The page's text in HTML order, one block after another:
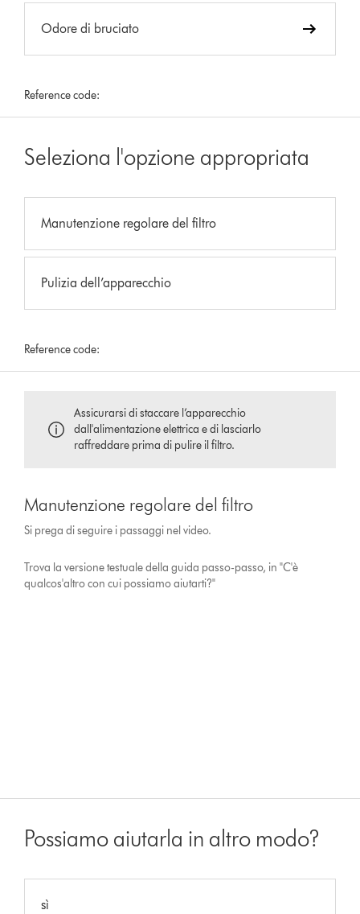
Odore di bruciato
Reference code:
Seleziona l'opzione appropriata
Manutenzione regolare del filtro
Pulizia dell’apparecchio
Reference code:
Assicurarsi di staccare l’apparecchio
dall'alimentazione elettrica e di lasciarlo
raffreddare prima di pulire il filtro.
Manutenzione regolare del filtro
Si prega di seguire i passaggi nel video.
Trova la versione testuale della guida passo-passo, in "C'è
qualcos'altro con cui possiamo aiutarti?"
Possiamo aiutarla in altro modo?
sì